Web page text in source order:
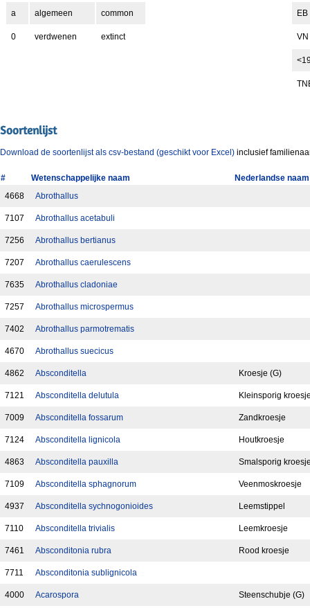
a algemeen common
0 verdwenen extinct
EB
VN
Soortenlijst
Download de soortenlijst als csv-bestand (geschikt voor Excel) inclusief
# Wetenschappelijke naam
Nederlandse naam
4668
Abrothallus
7107 Abrothallus acetabuli
7256 Abrothallus bertianus
7207 Abrothallus caerulescens
7635 Abrothallus cladoniae
7257 Abrothallus microspermus
7402 Abrothallus parmotrematis
4670 Abrothallus suecicus
4862 Absconditella Kroesje (G)
7121 Absconditella delutula Kleinsporig
7009 Absconditella fossarum Zandkroesje
7124 Absconditella lignicola Houtkroesje
4863 Absconditella pauxilla Smalsporig
7109 Absconditella sphagnorum Veenmoskroesje
4937 Absconditella sychnogonioides Leemstippel
7110 Absconditella trivialis Leemkroesje
7461 Absconditonia rubra Rood kroesje
7711 Absconditonia sublignicola
4000 Acarospora Steenschubje (G)